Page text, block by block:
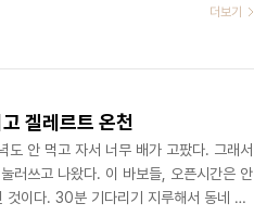
을 둘러보고 아기 밥을 먹이고 있기로 했
뒤에서 보면 ..
더보기
겔레르트 온천
도 안 먹고 자서 너무 배가 고팠다. 그래서
러쓰고 나왔다. 이 바보들, 오픈시간은 안
이다. 30분 기다리기 지루해서 동네 한